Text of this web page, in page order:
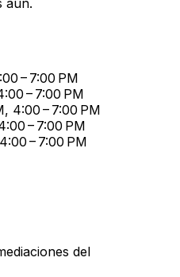
aún.
– 7:00 PM
– 7:00 PM
4:00 – 7:00 PM
– 7:00 PM
– 7:00 PM
del